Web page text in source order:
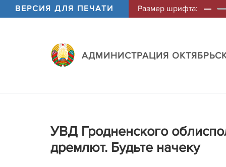
ВЕРСИЯ ДЛЯ ПЕЧАТИ Размер шрифта:
АДМИНИСТРАЦИЯ
УВД Гродненского
дремлют. Будьте начеку